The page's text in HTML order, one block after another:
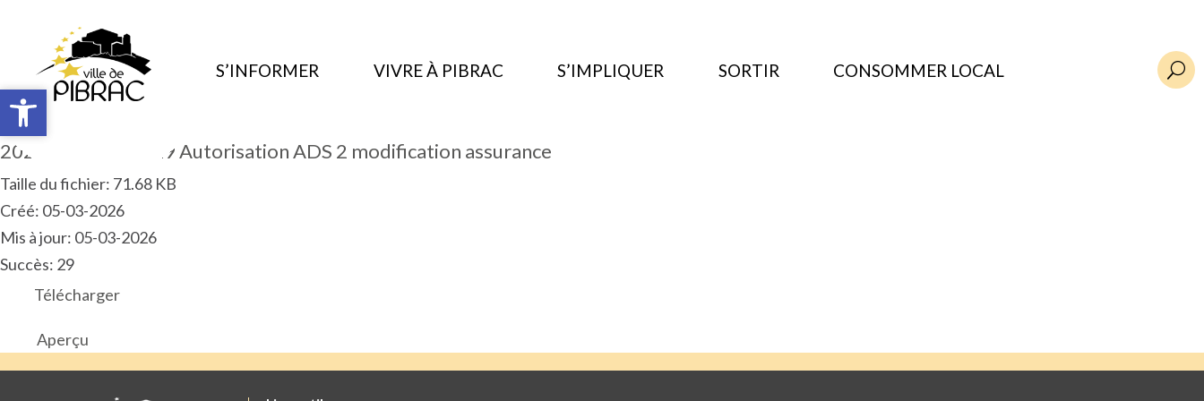
Ouvrir la barre d’outils
S’INFORMER VIVRE À PIBRAC S’IMPLIQUER SORTIR CONSOMMER LOCAL U
2026.01.ARP.PM.29 Autorisation ADS 2 modification assurance
Taille du fichier: 71.68 KB
Créé: 05-03-2026
Mis à jour: 05-03-2026
Succès: 29
Télécharger
Aperçu
Ouvrir la barre d’outils